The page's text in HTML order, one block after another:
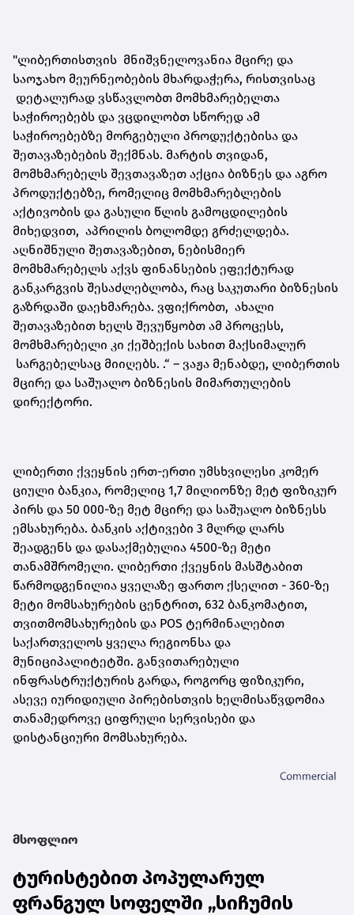
"ლიბერთისთვის მნიშვნელოვანია მცირე და
საოჯახო მეურნეობების მხარდაჭერა, რისთვისაც
დეტალურად ვსწავლობთ მომხმარებელთა
საჭიროებებს და ვცდილობთ სწორედ ამ
საჭიროებებზე მორგებული პროდუქტებისა და
შეთავაზებების შექმნას. მარტის თვიდან,
მომხმარებელს შევთავაზეთ აქცია ბიზნეს და აგრო
პროდუქტებზე, რომელიც მომხმარებლების
აქტივობის და გასული წლის გამოცდილების
მიხედვით, აპრილის ბოლომდე გრძელდება.
აღნიშნული შეთავაზებით, ნებისმიერ
მომხმარებელს აქვს ფინანსების ეფექტურად
განკარგვის შესაძლებლობა, რაც საკუთარი ბიზნესის
გაზრდაში დაეხმარება. ვფიქრობთ, ახალი
შეთავაზებით ხელს შევუწყობთ ამ პროცესს,
მომხმარებელი კი ქეშბექის სახით მაქსიმალურ
სარგებელსაც მიიღებს. .“ – ვაჟა მენაბდე, ლიბერთის
მცირე და საშუალო ბიზნესის მიმართულების
დირექტორი.
ლიბერთი ქვეყნის ერთ-ერთი უმსხვილესი კომერ
ციული ბანკია, რომელიც 1,7 მილიონზე მეტ ფიზიკურ
პირს და 50 000-ზე მეტ მცირე და საშუალო ბიზნესს
ემსახურება. ბანკის აქტივები 3 მლრდ ლარს
შეადგენს და დასაქმებულია 4500-ზე მეტი
თანამშრომელი. ლიბერთი ქვეყნის მასშტაბით
წარმოდგენილია ყველაზე ფართო ქსელით - 360-ზე
მეტი მომსახურების ცენტრით, 632 ბანკომატით,
თვითმომსახურების და POS ტერმინალებით
საქართველოს ყველა რეგიონსა და
მუნიციპალიტეტში. განვითარებული
ინფრასტრუქტურის გარდა, როგორც ფიზიკური,
ასევე იურიდიული პირებისთვის ხელმისაწვდომია
თანამედროვე ციფრული სერვისები და
დისტანციური მომსახურება.
მსოფლიო
ტურისტებით პოპულარულ
ფრანგულ სოფელში „სიჩუმის